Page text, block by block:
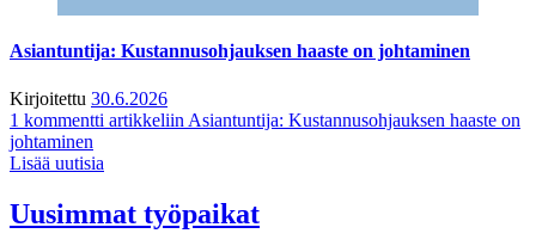
Asiantuntija: Kustannusohjauksen haaste on johtaminen
Kirjoitettu 30.6.2026
1 kommentti artikkeliin Asiantuntija: Kustannusohjauksen haaste on
johtaminen
Lisää uutisia
Uusimmat työpaikat